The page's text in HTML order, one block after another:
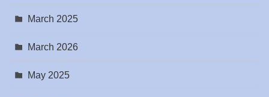
March 2025
March 2026
May 2025